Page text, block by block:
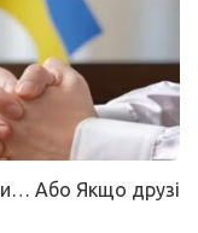
Або Якщо друзі